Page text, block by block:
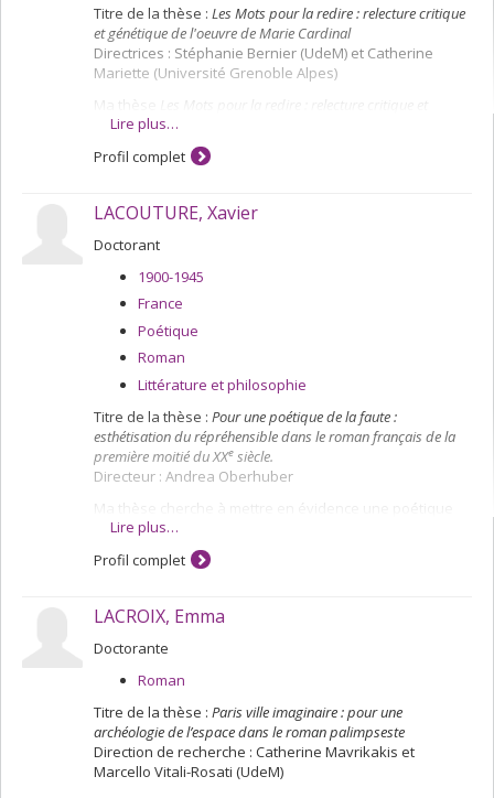
Titre de la thèse : Les Mots pour la redire : relecture critique
et génétique de l'oeuvre de Marie Cardinal
Directrices : Stéphanie Bernier (UdeM) et Catherine
Mariette (Université Grenoble Alpes)
Ma thèse
Les Mots pour la redire : relecture critique et
génétique de l'oeuvre de Marie Cardinal
poétique cardinalienne à partir de documents inédits
d'archive conservés aux Archives nationales du Québec
l'ensemble de son oeuvre à l'aide d'outils critique
récents tels que la question du genre (gender) ou la
génétique littéraire, que j'articule dans mon analyse afin
dans la création.
Lire plus…
Profil complet
LACOUTURE, Xavier
Doctorant
1900-1945
France
Poétique
Roman
Littérature et philosophie
Titre de la thèse : Pour une poétique de la faute :
esthétisation du répréhensible dans le roman français de la
première moitié du XXe siècle.
Directeur : Andrea Oberhuber
Ma thèse cherche à mettre en évidence une poétique
de la faute dans la première moitié du XX
partir du corpus allant de Mauriac et Bernanos jusqu'à
Le Clézio en passant par Gide, Jouhandeau, Yourcenar,
souhaiterais montrer qu'un discours théologique de la
faute qui se constitue comme connaissance sur
l'homme est susceptible de produire une structure et
Lire plus…
Profil complet
LACROIX, Emma
Doctorante
Roman
Titre de la thèse : Paris ville imaginaire : pour une
archéologie de l’espace dans le roman palimpseste
Direction de recherche : Catherine Mavrikakis et
Marcello Vitali-Rosati (UdeM)